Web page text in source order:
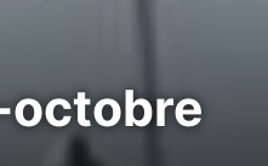
octobre